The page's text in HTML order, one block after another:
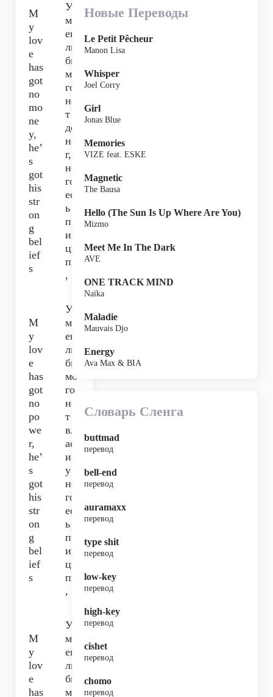
M
y
lov
e
has
got
no
mo
ne
y,
he’
s
got
his
str
on
g
bel
ief
s
У
мо
его
лю
би
мо
го
не
т
де
не
г, у
не
го
ест
ь
пр
ин
ци
пы
,
M
y
lov
e
has
got
no
po
we
r,
he’
s
got
his
str
on
g
bel
ief
s
У
мо
его
лю
би
мо
го
не
т
вл
аст
и,
у
не
го
ест
ь
пр
ин
ци
пы
,
M
y
lov
e
has
У
мо
его
лю
би
мо
Новые Переводы
Le Petit Pêcheur
Manon Lisa
Whisper
Joel Corry
Girl
Jonas Blue
Memories
VIZE feat. ESKE
Magnetic
The Bausa
Hello (The Sun Is Up Where Are You)
Mizmo
Meet Me In The Dark
AVE
ONE TRACK MIND
Naïka
Maladie
Mauvais Djo
Energy
Ava Max & BIA
Словарь Сленга
buttmad
перевод
bell-end
перевод
auramaxx
перевод
type shit
перевод
low-key
перевод
high-key
перевод
cishet
перевод
chomo
перевод